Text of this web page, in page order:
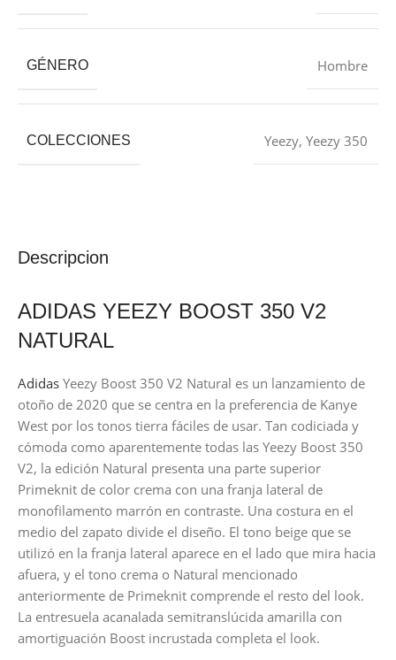
Descripcion
ADIDAS YEEZY BOOST 350 V2
NATURAL
Adidas Yeezy Boost 350 V2 Natural es un lanzamiento de
otoño de 2020 que se centra en la preferencia de Kanye
West por los tonos tierra fáciles de usar. Tan codiciada y
cómoda como aparentemente todas las Yeezy Boost 350
V2, la edición Natural presenta una parte superior
Primeknit de color crema con una franja lateral de
monofilamento marrón en contraste. Una costura en el
medio del zapato divide el diseño. El tono beige que se
utilizó en la franja lateral aparece en el lado que mira hacia
afuera, y el tono crema o Natural mencionado
anteriormente de Primeknit comprende el resto del look.
La entresuela acanalada semitranslúcida amarilla con
amortiguación Boost incrustada completa el look.
GÉNERO Hombre
COLECCIONES Yeezy, Yeezy 350